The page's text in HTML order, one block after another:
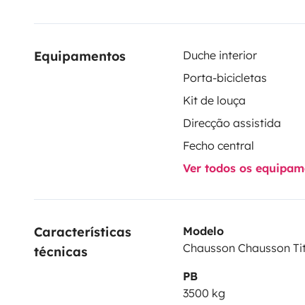
Equipamentos Duche interior
Porta-bicicletas
Kit de louça
Direcção assistida
Fecho central
Ver todos os
Características
técnicas
Modelo
Chausson Chausson
PB
3500 kg